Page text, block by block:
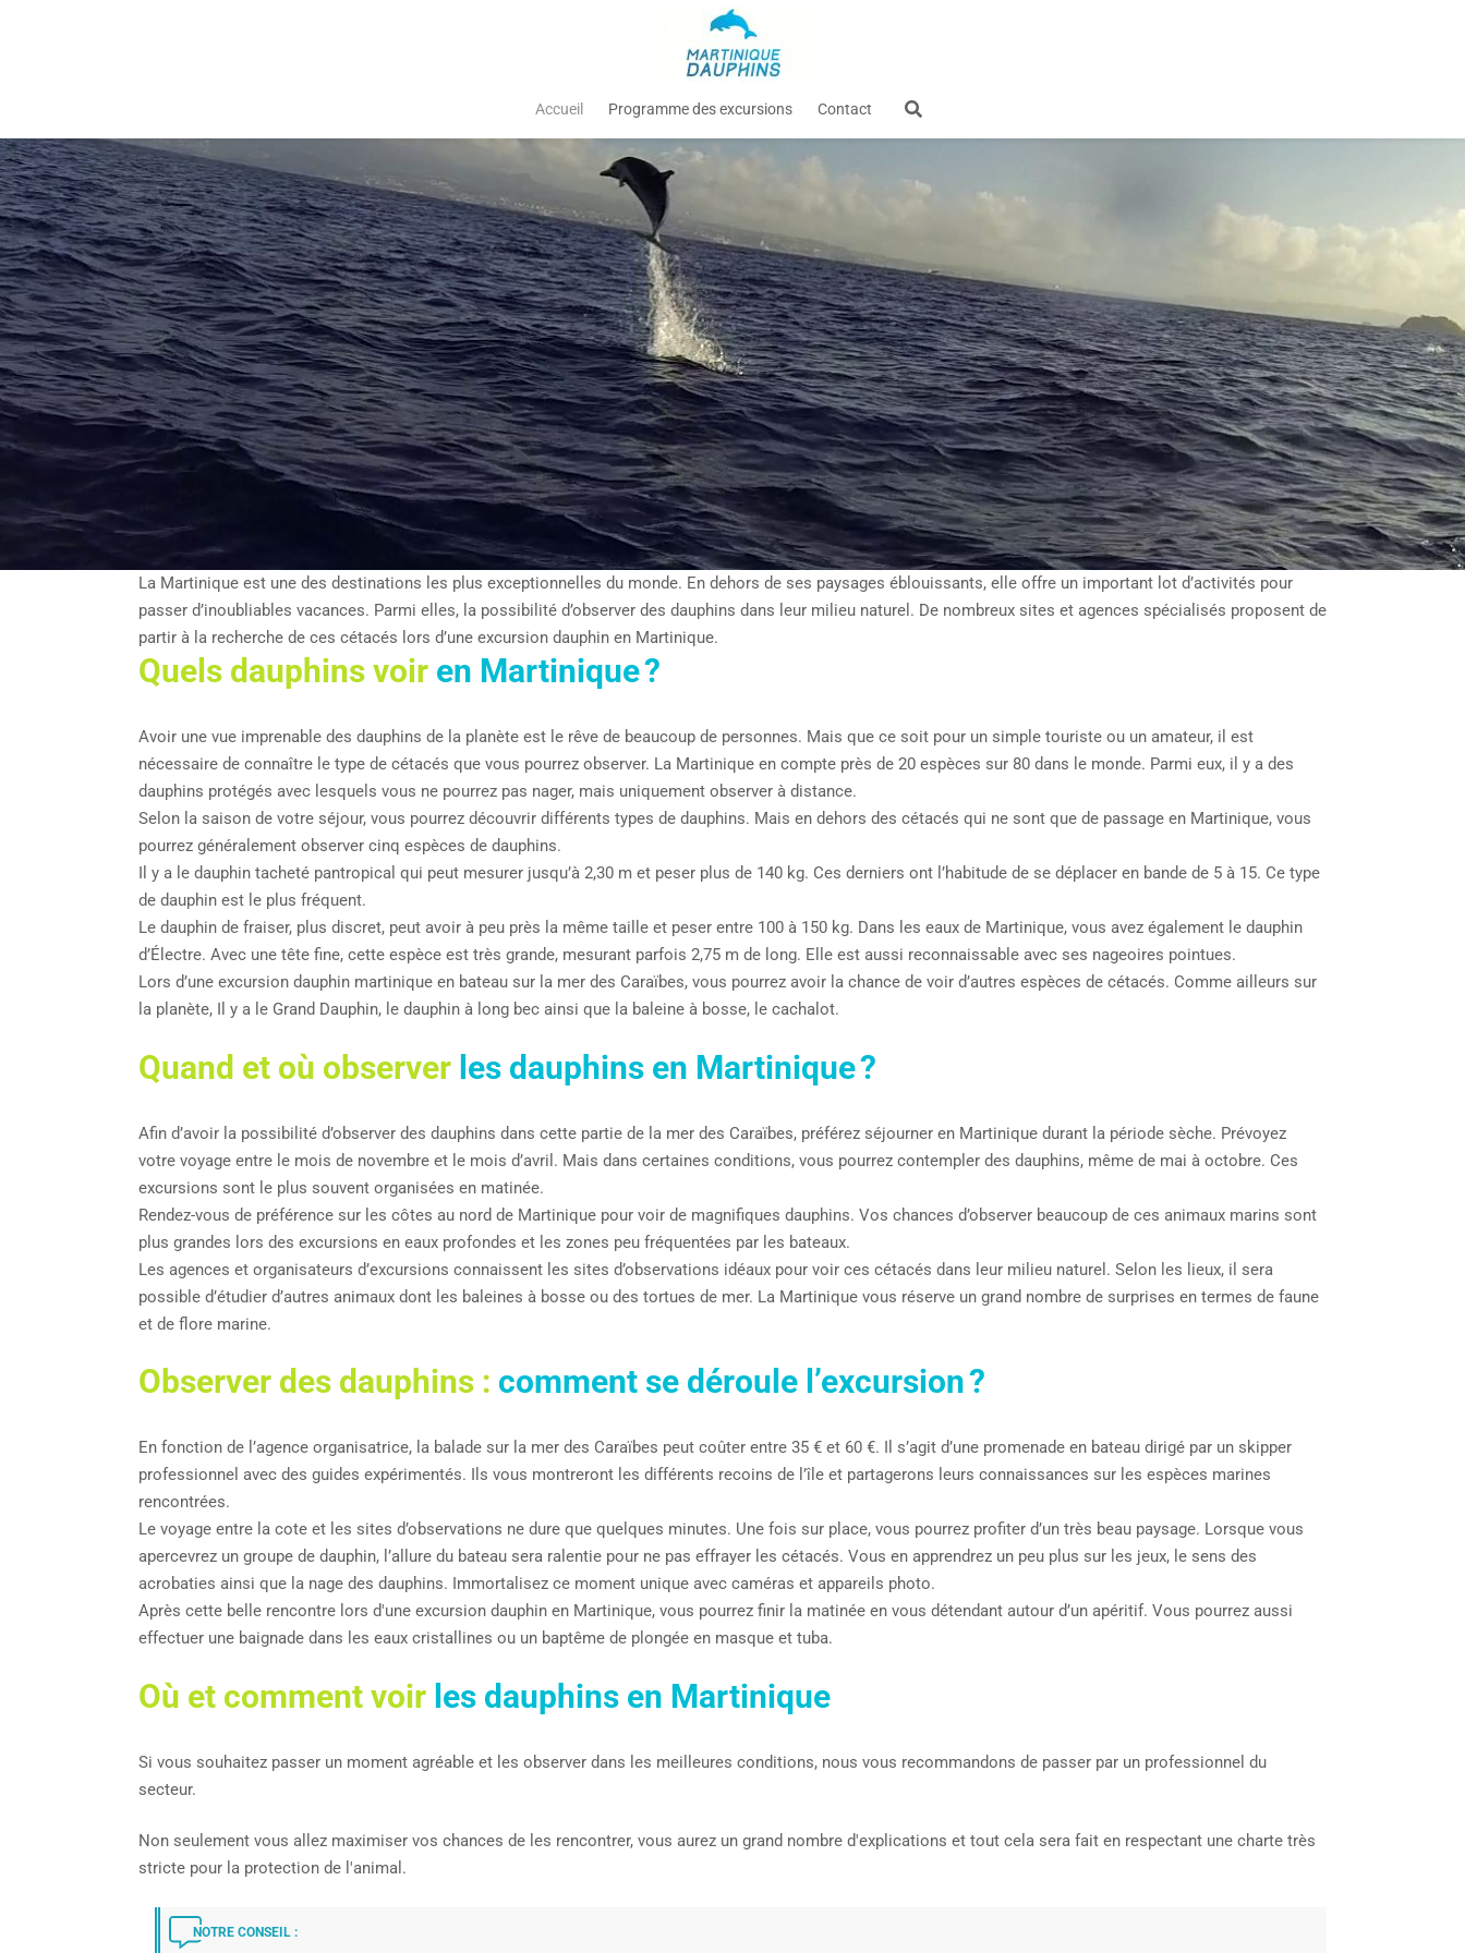
Accueil Programme des excursions Contact
La Martinique est une des destinations les plus exceptionnelles du monde. En dehors de ses paysages éblouissants, elle offre un important lot d’activités pour
passer d’inoubliables vacances. Parmi elles, la possibilité d’observer des dauphins dans leur milieu naturel. De nombreux sites et agences spécialisés proposent de
partir à la recherche de ces cétacés lors d’une excursion dauphin en Martinique.
Quels dauphins voir en Martinique ?
Avoir une vue imprenable des dauphins de la planète est le rêve de beaucoup de personnes. Mais que ce soit pour un simple touriste ou un amateur, il est
nécessaire de connaître le type de cétacés que vous pourrez observer. La Martinique en compte près de 20 espèces sur 80 dans le monde. Parmi eux, il y a des
dauphins protégés avec lesquels vous ne pourrez pas nager, mais uniquement observer à distance.
Selon la saison de votre séjour, vous pourrez découvrir différents types de dauphins. Mais en dehors des cétacés qui ne sont que de passage en Martinique, vous
pourrez généralement observer cinq espèces de dauphins.
Il y a le dauphin tacheté pantropical qui peut mesurer jusqu’à 2,30 m et peser plus de 140 kg. Ces derniers ont l’habitude de se déplacer en bande de 5 à 15. Ce type
de dauphin est le plus fréquent.
Le dauphin de fraiser, plus discret, peut avoir à peu près la même taille et peser entre 100 à 150 kg. Dans les eaux de Martinique, vous avez également le dauphin
d’Électre. Avec une tête fine, cette espèce est très grande, mesurant parfois 2,75 m de long. Elle est aussi reconnaissable avec ses nageoires pointues.
Lors d’une excursion dauphin martinique en bateau sur la mer des Caraïbes, vous pourrez avoir la chance de voir d’autres espèces de cétacés. Comme ailleurs sur
la planète, Il y a le Grand Dauphin, le dauphin à long bec ainsi que la baleine à bosse, le cachalot.
Quand et où observer les dauphins en Martinique ?
Afin d’avoir la possibilité d’observer des dauphins dans cette partie de la mer des Caraïbes, préférez séjourner en Martinique durant la période sèche. Prévoyez
votre voyage entre le mois de novembre et le mois d’avril. Mais dans certaines conditions, vous pourrez contempler des dauphins, même de mai à octobre. Ces
excursions sont le plus souvent organisées en matinée.
Rendez-vous de préférence sur les côtes au nord de Martinique pour voir de magnifiques dauphins. Vos chances d’observer beaucoup de ces animaux marins sont
plus grandes lors des excursions en eaux profondes et les zones peu fréquentées par les bateaux.
Les agences et organisateurs d’excursions connaissent les sites d’observations idéaux pour voir ces cétacés dans leur milieu naturel. Selon les lieux, il sera
possible d’étudier d’autres animaux dont les baleines à bosse ou des tortues de mer. La Martinique vous réserve un grand nombre de surprises en termes de faune
et de flore marine.
Observer des dauphins : comment se déroule l’excursion ?
En fonction de l’agence organisatrice, la balade sur la mer des Caraïbes peut coûter entre 35 € et 60 €. Il s’agit d’une promenade en bateau dirigé par un skipper
professionnel avec des guides expérimentés. Ils vous montreront les différents recoins de l’île et partagerons leurs connaissances sur les espèces marines
rencontrées.
Le voyage entre la cote et les sites d’observations ne dure que quelques minutes. Une fois sur place, vous pourrez profiter d’un très beau paysage. Lorsque vous
apercevrez un groupe de dauphin, l’allure du bateau sera ralentie pour ne pas effrayer les cétacés. Vous en apprendrez un peu plus sur les jeux, le sens des
acrobaties ainsi que la nage des dauphins. Immortalisez ce moment unique avec caméras et appareils photo.
Après cette belle rencontre lors d'une excursion dauphin en Martinique, vous pourrez finir la matinée en vous détendant autour d’un apéritif. Vous pourrez aussi
effectuer une baignade dans les eaux cristallines ou un baptême de plongée en masque et tuba.
Où et comment voir les dauphins en Martinique
Si vous souhaitez passer un moment agréable et les observer dans les meilleures conditions, nous vous recommandons de passer par un professionnel du
secteur.
Non seulement vous allez maximiser vos chances de les rencontrer, vous aurez un grand nombre d'explications et tout cela sera fait en respectant une charte très
stricte pour la protection de l'animal.
NOTRE CONSEIL :